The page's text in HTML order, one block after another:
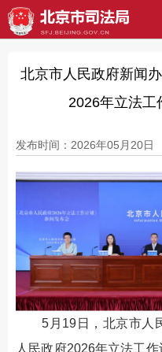
北京市人民政府新闻
2026年立法工
发布时间：2026年05月20日
5月19日，北京市人民
人民政府2026年立法工